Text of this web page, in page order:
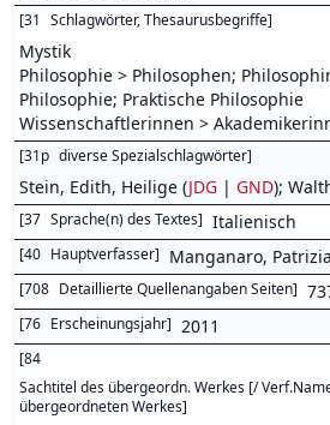
[31 Schlagwörter, Thesaurusbegriffe]
Mystik
Philosophie > Philosophen;
Philosophie; Praktische Philosophie
Wissenschaftlerinnen >
[31p diverse Spezialschlagwörter]
Stein, Edith, Heilige (JDG | GND);
[37 Sprache(n) des Textes] Italienisch
[40 Hauptverfasser] Manganaro, Patrizia
[708 Detaillierte Quellenangaben Seiten]
[76 Erscheinungsjahr] 2011
[84
Sachtitel des übergeordn. Werkes [/
übergeordneten Werkes]